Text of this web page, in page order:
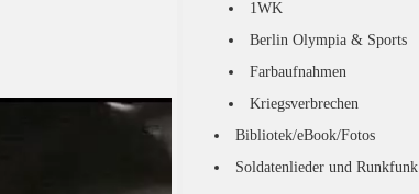
1WK
Berlin Olympia & Sports
Farbaufnahmen
Kriegsverbrechen
Bibliotek/eBook/Fotos
Soldatenlieder und Runkfunk